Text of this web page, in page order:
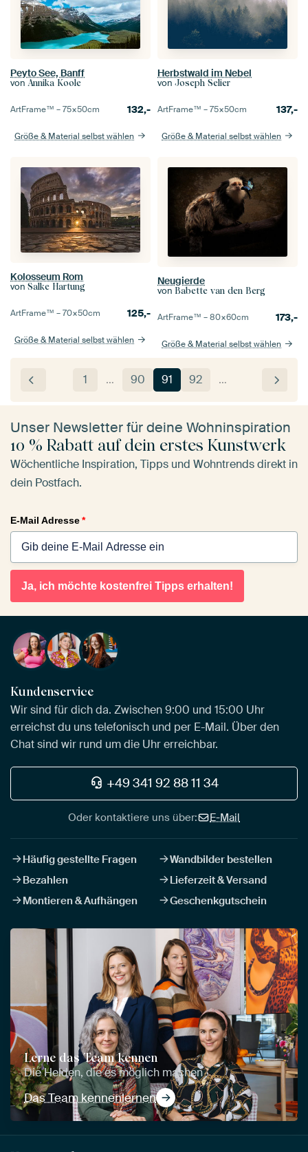
Peyto See, Banff
von Annika Koole
ArtFrame™ –75×50cm 132,-
Größe & Material selbst wählen
Herbstwald im Nebel
von Joseph Selier
ArtFrame™ –75×50cm 137,-
Größe & Material selbst wählen
Kolosseum Rom
von Salke Hartung
ArtFrame™ –70×50cm 125,-
Größe & Material selbst wählen
Neugierde
von Babette van den Berg
ArtFrame™ –80×60cm 173,-
Größe & Material selbst wählen
1 … 90 91 92 …
Unser Newsletter für deine Wohninspiration
10 % Rabatt auf dein erstes Kunstwerk
Wöchentliche Inspiration, Tipps und Wohntrends direkt in
dein Postfach.
E-Mail Adresse*
Ja, ich möchte kostenfrei Tipps erhalten!
Kundenservice
Wir sind für dich da. Zwischen 9:00 und 15:00 Uhr
erreichst du uns telefonisch und per E-Mail. Über den
Chat sind wir rund um die Uhr erreichbar.
+49 341 92 88 11 34
Oder kontaktiere uns über: E-Mail
Häufig gestellte Fragen
Wandbilder bestellen
Bezahlen
Lieferzeit & Versand
Montieren & Aufhängen
Geschenkgutschein
Lerne das Team kennen
Die Helden, die es möglich machen
Das Team kennenlernen